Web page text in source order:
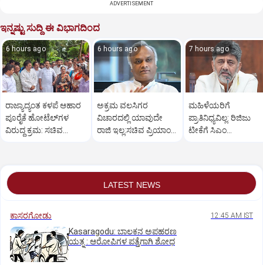
ADVERTISEMENT
ಇನ್ನಷ್ಟು ಸುದ್ದಿ ಈ ವಿಭಾಗದಿಂದ
6 hours ago
ರಾಜ್ಯಾದ್ಯಂತ ಕಳಪೆ ಆಹಾರ
ಪೂರೈಕೆ ಹೋಟೆಲ್‌ಗಳ
ವಿರುದ್ಧ ಕ್ರಮ: ಸಚಿವ
6 hours ago
ಅಕ್ರಮ ವಲಸಿಗರ
ವಿಚಾರದಲ್ಲಿ ಯಾವುದೇ
ರಾಜಿ ಇಲ್ಲ:ಸಚಿವ ಪ್ರಿಯಾಂಕ್
7 hours ago
ಮಹಿಳೆಯರಿಗೆ
ಪ್ರಾತಿನಿಧ್ಯವಿಲ್ಲ: ರಿಜಿಜು
ಟೀಕೆಗೆ ಸಿಎಂ
LATEST NEWS
ಕಾಸರಗೋಡು 12:45 AM IST
Kasaragodu: ಬಾಲಕನ ಅಪಹರಣ
ಯತ್ನ : ಆರೋಪಿಗಳ ಪತ್ತೆಗಾಗಿ ಶೋಧ